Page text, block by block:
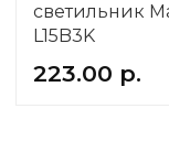
светильник
L15B3K
223.00 р.